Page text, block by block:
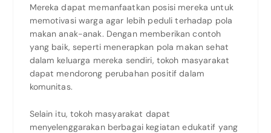
Mereka dapat memanfaatkan posisi mereka untuk
memotivasi warga agar lebih peduli terhadap pola
makan anak-anak. Dengan memberikan contoh
yang baik, seperti menerapkan pola makan sehat
dalam keluarga mereka sendiri, tokoh masyarakat
dapat mendorong perubahan positif dalam
komunitas.
Selain itu, tokoh masyarakat dapat
menyelenggarakan berbagai kegiatan edukatif yang